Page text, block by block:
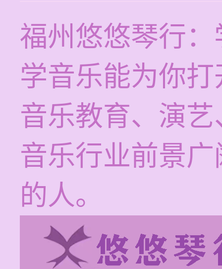
福州悠悠琴行
学音乐能为你
音乐教育、演
音乐行业前景
的人。